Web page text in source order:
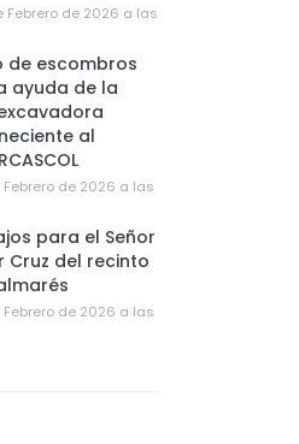
Febrero de 2026 a las
de escombros
ayuda de la
al
Febrero de 2026 a las
para el Señor
Cruz del recinto
Febrero de 2026 a las